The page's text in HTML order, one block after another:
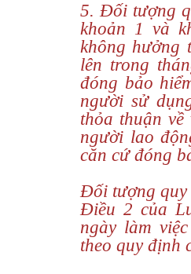
5. Đối tượng
khoản 1 và
không hưởng
lên trong
đóng bảo
người sử
thỏa thuận
người lao
căn cứ đóng
Đối tượng quy
Điều 2 của
ngày làm
theo quy định